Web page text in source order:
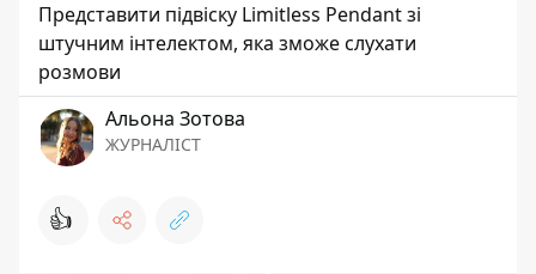
Представити підвіску Limitless Pendant зі
штучним інтелектом, яка зможе слухати
розмови
Альона Зотова
ЖУРНАЛІСТ
👍